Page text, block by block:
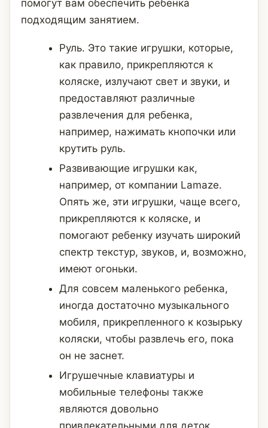
помогут вам обеспечить ребенка
подходящим занятием.
Руль. Это такие игрушки, которые,
как правило, прикрепляются к
коляске, излучают свет и звуки, и
предоставляют различные
развлечения для ребенка,
например, нажимать кнопочки или
крутить руль.
Развивающие игрушки как,
например, от компании Lamaze.
Опять же, эти игрушки, чаще всего,
прикрепляются к коляске, и
помогают ребенку изучать широкий
спектр текстур, звуков, и, возможно,
имеют огоньки.
Для совсем маленького ребенка,
иногда достаточно музыкального
мобиля, прикрепленного к козырьку
коляски, чтобы развлечь его, пока
он не заснет.
Игрушечные клавиатуры и
мобильные телефоны также
являются довольно
привлекательными для деток